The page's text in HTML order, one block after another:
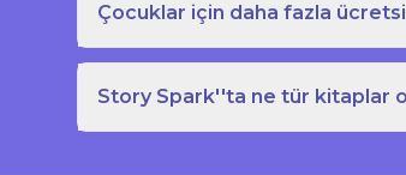
Çocuklar için daha fazla
Story Spark''ta ne tür kitaplar